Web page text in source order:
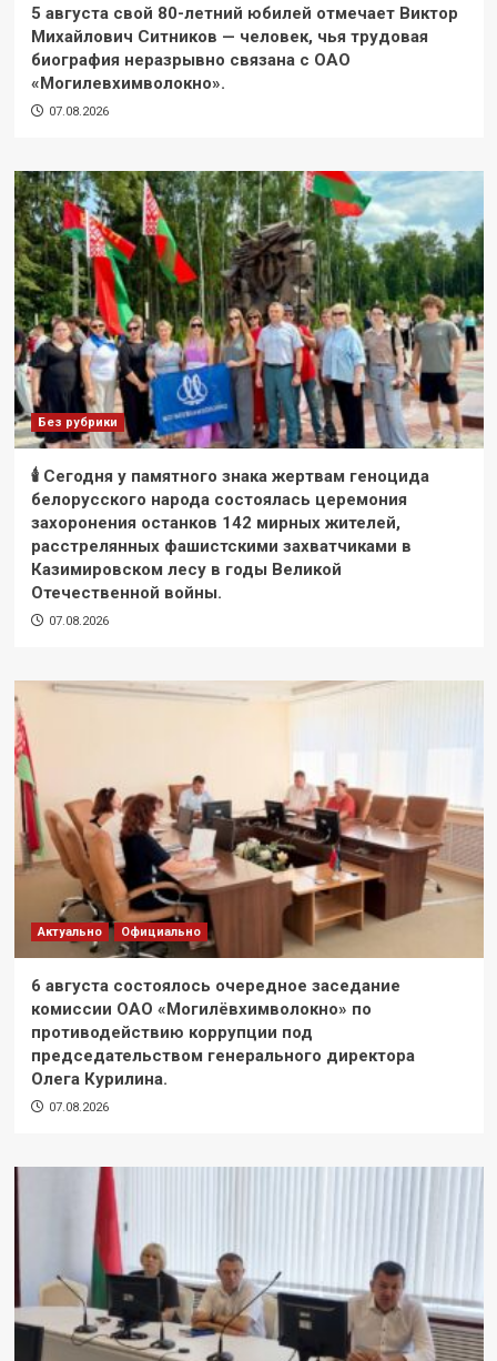
5 августа свой 80-летний юбилей отмечает Виктор
Михайлович Ситников — человек, чья трудовая
биография неразрывно связана с ОАО
«Могилевхимволокно».
07.08.2026
Без рубрики
🕯 Сегодня у памятного знака жертвам геноцида
белорусского народа состоялась церемония
захоронения останков 142 мирных жителей,
расстрелянных фашистскими захватчиками в
Казимировском лесу в годы Великой
Отечественной войны.
07.08.2026
Актуально Официально
6 августа состоялось очередное заседание
комиссии ОАО «Могилёвхимволокно» по
противодействию коррупции под
председательством генерального директора
Олега Курилина.
07.08.2026